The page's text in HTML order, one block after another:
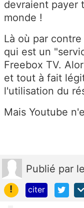
devraient payer
monde !
Là où par
qui est un
Freebox TV.
et tout à fait
l'utilisation du
Mais Youtube
Publié par
!
citer